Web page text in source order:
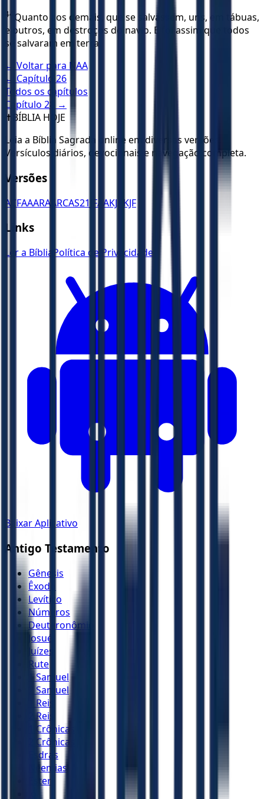
44 Quanto aos demais, que se salvassem, uns, em tábuas,
e outros, em destroços do navio. E foi assim que todos
se salvaram em terra.
← Voltar para NAA
← Capítulo 26
Todos os capítulos
Capítulo 28
→
✝️ BÍBLIA HOJE
Leia a Bíblia Sagrada online em diversas versões.
Versículos diários, devocionais e navegação completa.
Versões
ACFAAARA ARCAS21 JFAAKJA KJF
Links
Ler a Bíblia Política de Privacidade
Baixar Aplicativo
Antigo Testamento
Gênesis
Êxodo
Levítico
Números
Deuteronômio
Josué
Juízes
Rute
1 Samuel
2 Samuel
1 Reis
2 Reis
1 Crônicas
2 Crônicas
Esdras
Neemias
Ester